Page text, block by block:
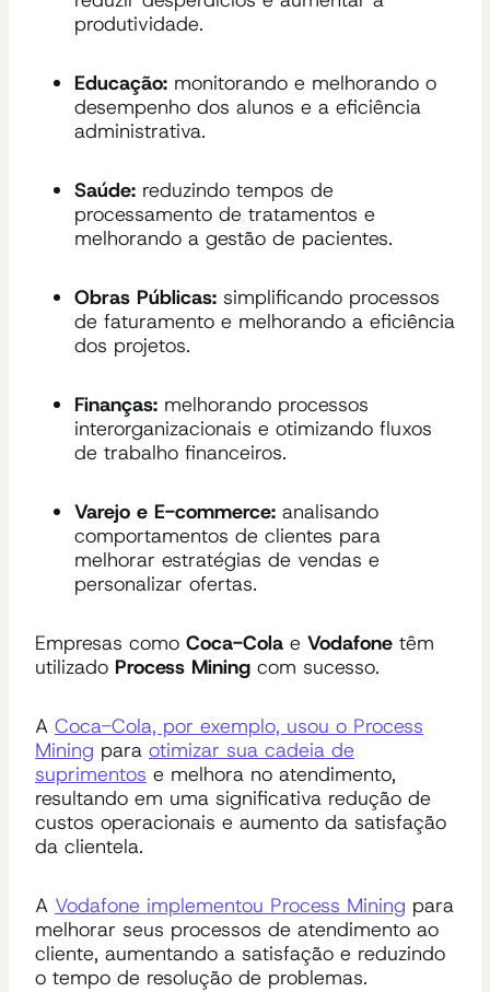
produtividade.
Educação: monitorando e melhorando o
desempenho dos alunos e a eficiência
administrativa.
Saúde: reduzindo tempos de
processamento de tratamentos e
melhorando a gestão de pacientes.
Obras Públicas: simplificando processos
de faturamento e melhorando a eficiência
dos projetos.
Finanças: melhorando processos
interorganizacionais e otimizando fluxos
de trabalho financeiros.
Varejo e E-commerce: analisando
comportamentos de clientes para
melhorar estratégias de vendas e
personalizar ofertas.
Empresas como Coca-Cola e Vodafone têm
utilizado Process Mining com sucesso.
A Coca-Cola, por exemplo, usou o Process
Mining para otimizar sua cadeia de
suprimentos e melhora no atendimento,
resultando em uma significativa redução de
custos operacionais e aumento da satisfação
da clientela.
A Vodafone implementou Process Mining para
melhorar seus processos de atendimento ao
cliente, aumentando a satisfação e reduzindo
o tempo de resolução de problemas.